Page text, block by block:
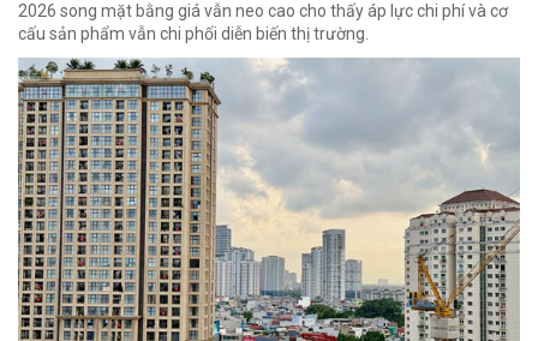
2026 song mặt bằng giá vẫn neo cao cho thấy áp lực chi phí và cơ
cấu sản phẩm vẫn chi phối diễn biến thị trường.